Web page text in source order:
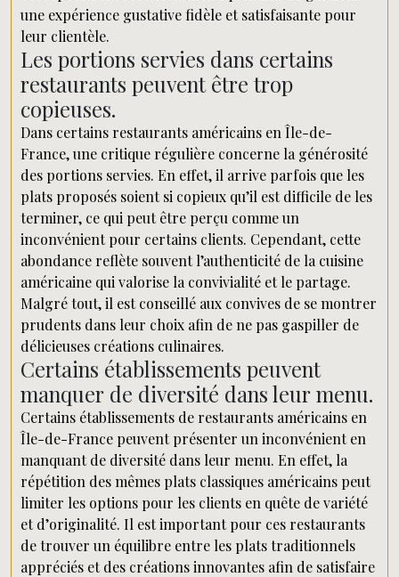
une expérience gustative fidèle et satisfaisante pour
leur clientèle.
Les portions servies dans certains
restaurants peuvent être trop
copieuses.
Dans certains restaurants américains en Île-de-
France, une critique régulière concerne la générosité
des portions servies. En effet, il arrive parfois que les
plats proposés soient si copieux qu’il est difficile de les
terminer, ce qui peut être perçu comme un
inconvénient pour certains clients. Cependant, cette
abondance reflète souvent l’authenticité de la cuisine
américaine qui valorise la convivialité et le partage.
Malgré tout, il est conseillé aux convives de se montrer
prudents dans leur choix afin de ne pas gaspiller de
délicieuses créations culinaires.
Certains établissements peuvent
manquer de diversité dans leur menu.
Certains établissements de restaurants américains en
Île-de-France peuvent présenter un inconvénient en
manquant de diversité dans leur menu. En effet, la
répétition des mêmes plats classiques américains peut
limiter les options pour les clients en quête de variété
et d’originalité. Il est important pour ces restaurants
de trouver un équilibre entre les plats traditionnels
appréciés et des créations innovantes afin de satisfaire